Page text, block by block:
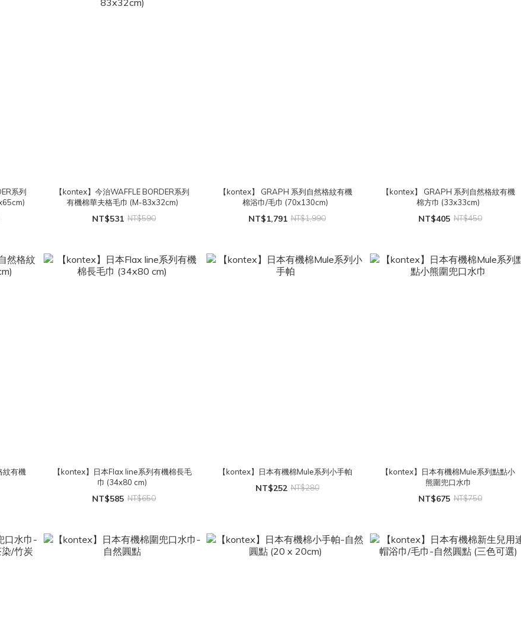
系列
【kontex】今治WAFFLE BORDER系列
有機棉華夫格毛巾 (M-83x32cm)
NT$531 NT$590
【kontex】 GRAPH 系列自然格紋有機
棉浴巾/毛巾 (70x130cm)
NT$1,791 NT$1,990
【kontex】 GRAPH 系列自然格紋有機
棉方巾 (33x33cm)
NT$405 NT$450
紋有機
【kontex】日本Flax line系列有機棉長毛
巾 (34x80 cm)
NT$585 NT$650
【kontex】日本有機棉Mule系列小手帕
NT$252 NT$280
【kontex】日本有機棉Mule系列點點小
熊圍兜口水巾
NT$675 NT$750